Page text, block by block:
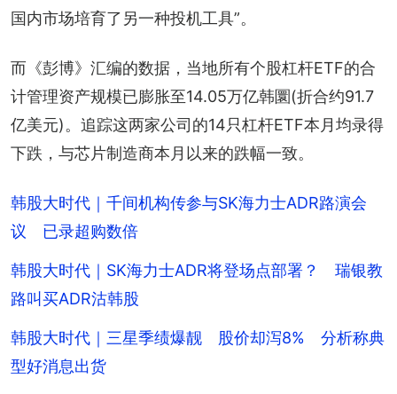
国内市场培育了另一种投机工具”。
而《彭博》汇编的数据，当地所有个股杠杆ETF的合
计管理资产规模已膨胀至14.05万亿韩圜(折合约91.7
亿美元)。追踪这两家公司的14只杠杆ETF本月均录得
下跌，与芯片制造商本月以来的跌幅一致。
韩股大时代｜千间机构传参与SK海力士ADR路演会
议 已录超购数倍
韩股大时代｜SK海力士ADR将登场点部署？ 瑞银教
路叫买ADR沽韩股
韩股大时代｜三星季绩爆靓 股价却泻8% 分析称典
型好消息出货